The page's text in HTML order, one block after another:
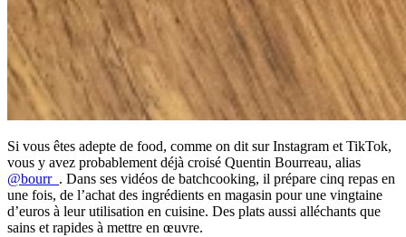
Si vous êtes adepte de food, comme on dit sur Instagram et TikTok,
vous y avez probablement déjà croisé Quentin Bourreau, alias
@bourr_ . Dans ses vidéos de batchcooking, il prépare cinq repas en
une fois, de l’achat des ingrédients en magasin pour une vingtaine
d’euros à leur utilisation en cuisine. Des plats aussi alléchants que
sains et rapides à mettre en œuvre.